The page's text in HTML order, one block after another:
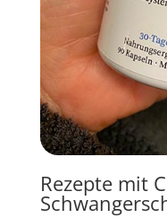
Rezepte mit